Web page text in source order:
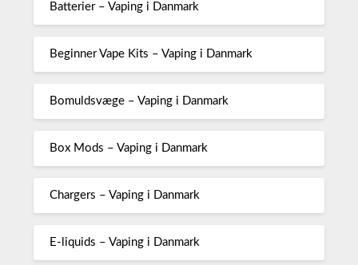
Batterier – Vaping i Danmark
Beginner Vape Kits – Vaping i Danmark
Bomuldsvæge – Vaping i Danmark
Box Mods – Vaping i Danmark
Chargers – Vaping i Danmark
E-liquids – Vaping i Danmark